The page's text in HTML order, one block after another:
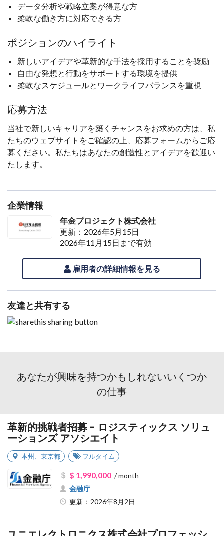
データ分析や戦略立案が得意な方
柔軟な働き方に対応できる方
ポジションのハイライト
新しいアイデアや革新的な手法を採用することを奨励
自由な発想と行動をサポートする環境を提供
柔軟なスケジュールとワークライフバランスを重視
応募方法
当社で新しいキャリアを築くチャンスをお求めの方は、私
たちのウェブサイトをご確認の上、応募フォームからご応
募ください。私たちはあなたの創造性とアイデアを歓迎い
たします。
企業情報
年金プロジェクト株式会社
更新：2026年5月15日
2026年11月15日まで有効
雇用者の詳細情報を見る
友達と共有する
あなたが興味を持つかもしれないいくつか
の仕事
革新的挑戦者招募 - ロジスティックス ソリュ
ーションズ アソシエイト
本州 東京都 フルタイム
$ 1,990,000/ month
金融庁
更新：2026年8月2日